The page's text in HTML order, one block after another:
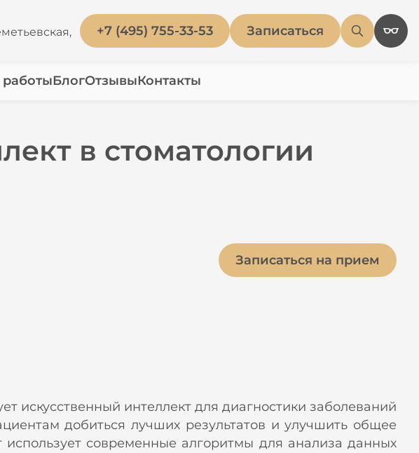
+7 (495) 755-33-53 Записаться
БлогОтзывыКонтакты
в стоматологии
Записаться на прием
искусственный интеллект для диагностики заболеваний
добиться лучших результатов и улучшить общее
современные алгоритмы для анализа данных